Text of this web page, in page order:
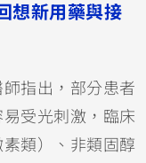
想新用藥與接
指出，部分患者
受光刺激，臨床
素類）、非類固醇